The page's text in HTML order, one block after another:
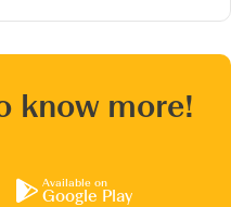
know more!
Available on
Google Play